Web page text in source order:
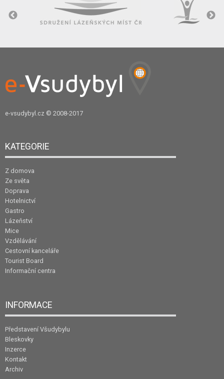
e-vsudybyl.cz © 2008-2017
KATEGORIE
Z domova
Ze světa
Doprava
Hotelnictví
Gastro
Lázeňství
Mice
Vzdělávání
Cestovní kanceláře
Tourist Board
Informační centra
INFORMACE
Představení Všudybylu
Bleskovky
Inzerce
Kontakt
Archiv